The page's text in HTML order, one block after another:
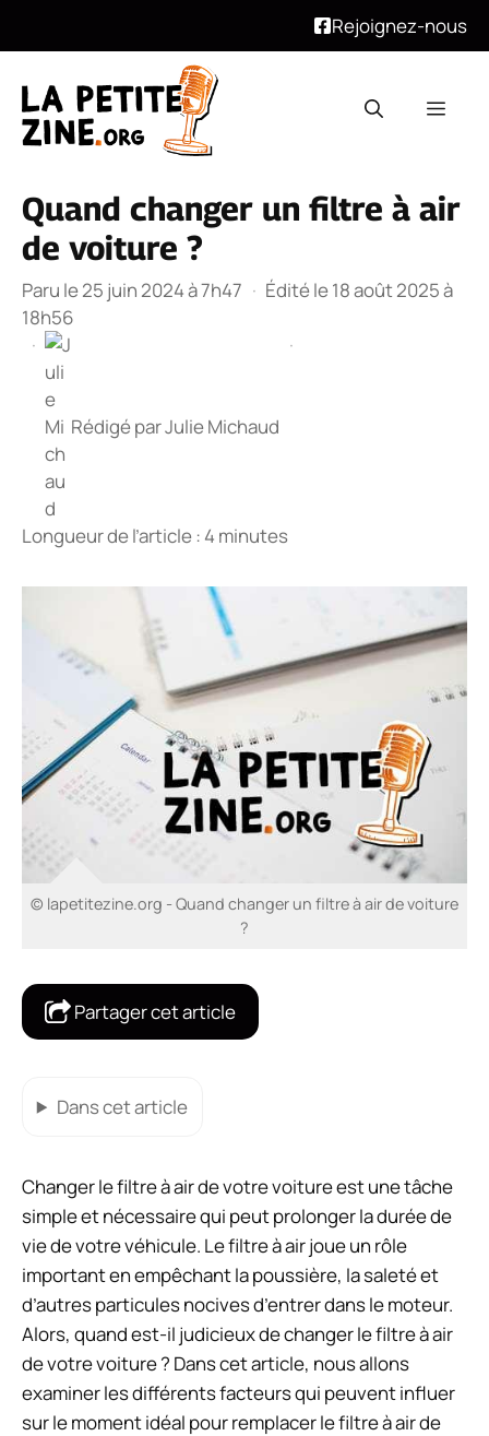
Rejoignez-nous
contenu
Quand changer un filtre à air
de voiture ?
Paru le 25 juin 2024 à 7h47 · Édité le 18 août 2025 à
18h56
·
Rédigé parJulie Michaud
·
Longueur de l’article : 4 minutes
© lapetitezine.org - Quand changer un filtre à air de voiture
?
Partager cet article
Dans cet article
Changer le filtre à air de votre voiture est une tâche
simple et nécessaire qui peut prolonger la durée de
vie de votre véhicule. Le filtre à air joue un rôle
important en empêchant la poussière, la saleté et
d’autres particules nocives d’entrer dans le moteur.
Alors, quand est-il judicieux de changer le filtre à air
de votre voiture ? Dans cet article, nous allons
examiner les différents facteurs qui peuvent influer
sur le moment idéal pour remplacer le filtre à air de